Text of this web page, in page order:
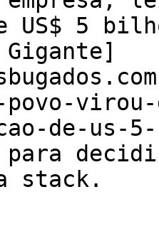
US$ 5
de-us-
para
stack.